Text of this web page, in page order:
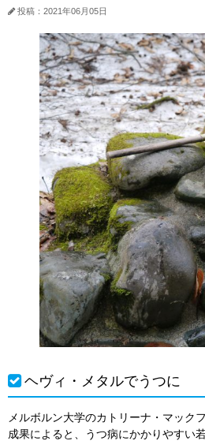
投稿：2021年06月05日
ヘヴィ・メタルでうつに
メルボルン大学のカトリーナ・マック
成果によると、うつ病にかかりやすい